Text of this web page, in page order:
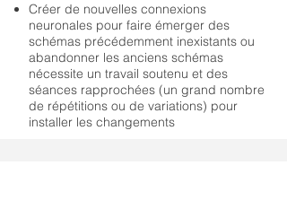
Créer de nouvelles connexions
neuronales pour faire émerger des
schémas précédemment inexistants ou
abandonner les anciens schémas
nécessite un travail soutenu et des
séances rapprochées (un grand nombre
de répétitions ou de variations) pour
installer les changements